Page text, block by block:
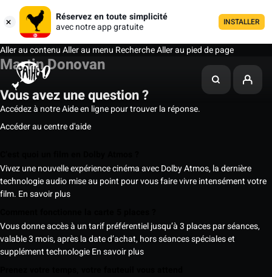
Réservez en toute simplicité
avec notre app gratuite
INSTALLER
Aller au contenuAller au menu RechercheAller au pied de page
Martin Donovan
Vous avez une question ?
Accédez à notre Aide en ligne pour trouver la réponse.
Accéder au centre d'aide
Vivez une nouvelle expérience cinéma avec Dolby Atmos, la dernière
technologie audio mise au point pour vous faire vivre intensément votre
film. En savoir plus
Vous donne accès à un tarif préférentiel jusqu’à 3 places par séances,
valable 3 mois, après la date d’achat, hors séances spéciales et
supplément technologieEn savoir plus